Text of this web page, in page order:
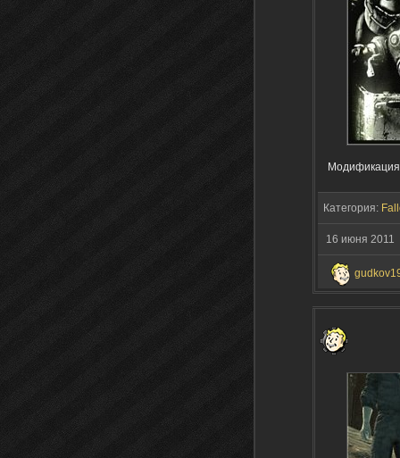
Категория:
16 июня 2011